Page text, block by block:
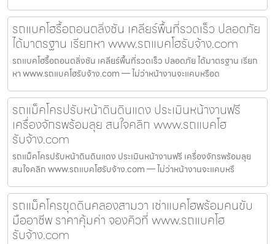
รถแบคโฮรื้อถอนตลิ่งชัน เคลียร์พื้นที่รวดเร็ว ปลอดภัย
ได้มาตรฐาน เรียกหา www.รถแบคโฮรับจ้าง.com
รถแบคโฮรื้อถอนตลิ่งชัน เคลียร์พื้นที่รวดเร็ว ปลอดภัย ได้มาตรฐาน เรียก
หา www.รถแบคโฮรับจ้าง.com — ไม่ว่าหน้างานจะแคบหรือด
รถแม็คโครปรับหน้าดินดินแดง ประเมินหน้างานฟรี
เครื่องจักรพร้อมลุย สนใจคลิก www.รถแบคโฮ
รับจ้าง.com
รถแม็คโครปรับหน้าดินดินแดง ประเมินหน้างานฟรี เครื่องจักรพร้อมลุย
สนใจคลิก www.รถแบคโฮรับจ้าง.com — ไม่ว่าหน้างานจะแคบหรื
รถแม็คโครขุดดินคลองสามวา เช่าแบคโฮพร้อมคนขับ
มืออาชีพ ราคาคุ้มค่า จองคิวที่ www.รถแบคโฮ
รับจ้าง.com